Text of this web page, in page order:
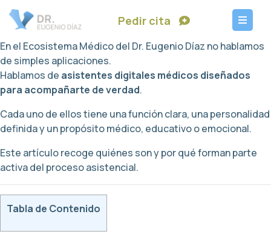
Pedir cita
En el Ecosistema Médico del Dr. Eugenio Díaz no hablamos
de simples aplicaciones.
Hablamos de asistentes digitales médicos diseñados
para acompañarte de verdad.
Cada uno de ellos tiene una función clara, una personalidad
definida y un propósito médico, educativo o emocional.
Este artículo recoge quiénes son y por qué forman parte
activa del proceso asistencial.
Tabla de Contenido